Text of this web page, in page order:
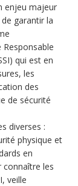
enjeu majeur
de garantir la
Responsable
qui est en
les
des
de sécurité
diverses :
physique et
en
connaître les
veille